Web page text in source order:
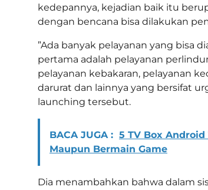
kedepannya, kejadian baik itu
dengan bencana bisa dilakukan
”Ada banyak pelayanan yang bisa
pertama adalah pelayanan
pelayanan kebakaran, pelayanan
darurat dan lainnya yang bersifat
launching tersebut.
BACA JUGA : 5 TV Box
Maupun Bermain Game
Dia menambahkan bahwa dalam